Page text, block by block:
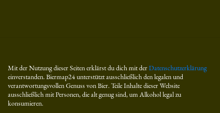
Mit der Nutzung dieser Seiten erklärst du dich mit derDatenschutzerklärung
einverstanden. Biermap24 unterstützt ausschließlich den legalen und
verantwortungsvollen Genuss von Bier. Teile Inhalte dieser Website
ausschließlich mit Personen, die alt genug sind, um Alkohol legal zu
konsumieren.